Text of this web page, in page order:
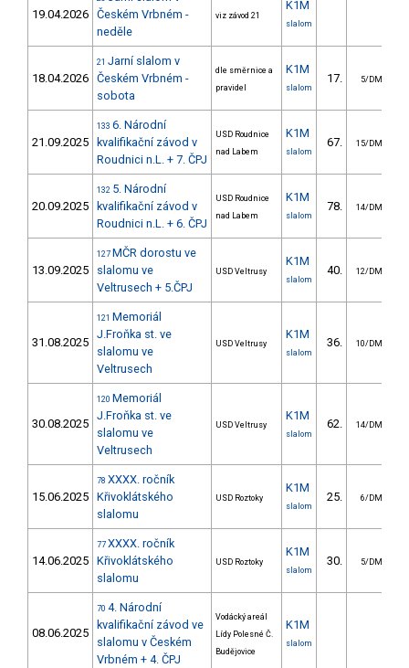
19.04.2026 Českém Vrbném -
neděle
viz závod 21
K1M
slalom
18.04.2026
21 Jarní slalom v
Českém Vrbném -
sobota
dle směrnice a
pravidel
K1M
slalom
17. 5/DM
21.09.2025
133 6. Národní
kvalifikační závod v
Roudnici n.L. + 7. ČPJ
USD Roudnice
nad Labem
K1M
slalom
67. 15/DM
20.09.2025
132 5. Národní
kvalifikační závod v
Roudnici n.L. + 6. ČPJ
USD Roudnice
nad Labem
K1M
slalom
78. 14/DM
13.09.2025
127 MČR dorostu ve
slalomu ve
Veltrusech + 5.ČPJ
USD Veltrusy
K1M
slalom
40. 12/DM
31.08.2025
121 Memoriál
J.Froňka st. ve
slalomu ve
Veltrusech
USD Veltrusy
K1M
slalom
36. 10/DM
30.08.2025
120 Memoriál
J.Froňka st. ve
slalomu ve
Veltrusech
USD Veltrusy
K1M
slalom
62. 14/DM
15.06.2025
78 XXXX. ročník
Křivoklátského
slalomu
USD Roztoky
K1M
slalom
25. 6/DM
14.06.2025
77 XXXX. ročník
Křivoklátského
slalomu
USD Roztoky
K1M
slalom
30. 5/DM
08.06.2025
70 4. Národní
kvalifikační závod ve
slalomu v Českém
Vrbném + 4. ČPJ
Vodácký areál
Lídy Polesné Č.
Budějovice
K1M
slalom